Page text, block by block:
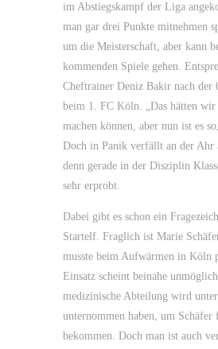
im Abstiegskampf der Liga
man gar drei Punkte mitnehmen
um die Meisterschaft, aber kann
kommenden Spiele gehen.
Cheftrainer Deniz Bakir nach der
beim 1. FC Köln. „Das hätten wir
machen können, aber nun ist es
Doch in Panik verfällt an der Ahr
denn gerade in der Disziplin
sehr erprobt.
Dabei gibt es schon ein
Startelf. Fraglich ist Marie
musste beim Aufwärmen in Köln
Einsatz scheint beinahe
medizinische Abteilung wird
unternommen haben, um Schäfer
bekommen. Doch man ist auch